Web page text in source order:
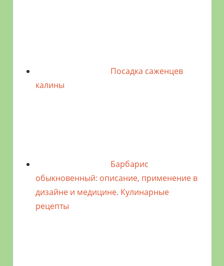
Посадка саженцев
калины
Барбарис
обыкновенный: описание, применение в
дизайне и медицине. Кулинарные
рецепты